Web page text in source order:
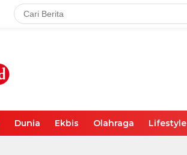
Dunia Ekbis Olahraga Lifestyle